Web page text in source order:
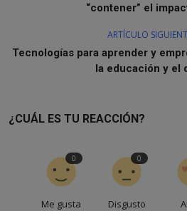
“contener” el
ARTÍCULO
Tecnologías para aprender y
la educación y el
¿CUÁL ES TU REACCIÓN?
Me gusta
0
Disgusto
0